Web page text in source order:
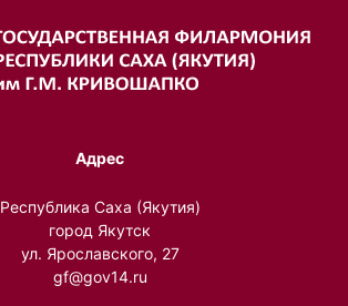
Адрес
Республика Саха (Якутия)
город Якутск
ул. Ярославского, 27
gf@gov14.ru